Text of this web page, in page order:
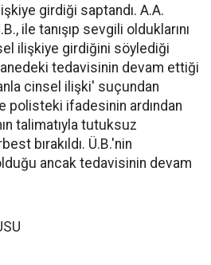
girdiği saptandı. A.A.
ile tanışıp sevgili olduklarını
ilişkiye girdiğini söylediği
tedavisinin devam ettiği
cinsel ilişki' suçundan
polisteki ifadesinin ardından
talimatıyla tutuksuz
bırakıldı. Ü.B.'nin
ancak tedavisinin devam